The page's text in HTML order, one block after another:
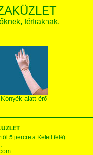
férfiaknak.
Könyék alatt érő
5 percre a Keleti felé)